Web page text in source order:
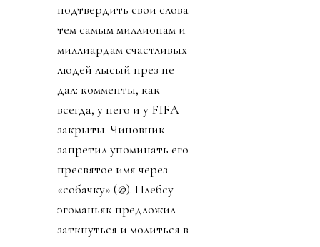
подтвердить свои слова
тем самым миллионам и
миллиардам счастливых
людей лысый през не
дал: комменты, как
всегда, у него и у FIFA
закрыты. Чиновник
запретил упоминать его
пресвятое имя через
«собачку» (@). Плебсу
эгоманьяк предложил
заткнуться и молиться в